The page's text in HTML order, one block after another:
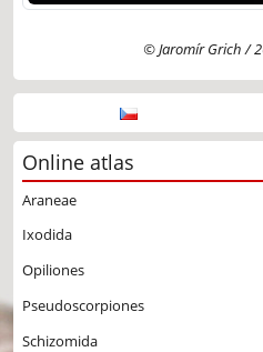
© Jaromír Grich /
Online atlas
Araneae
Ixodida
Opiliones
Pseudoscorpiones
Schizomida